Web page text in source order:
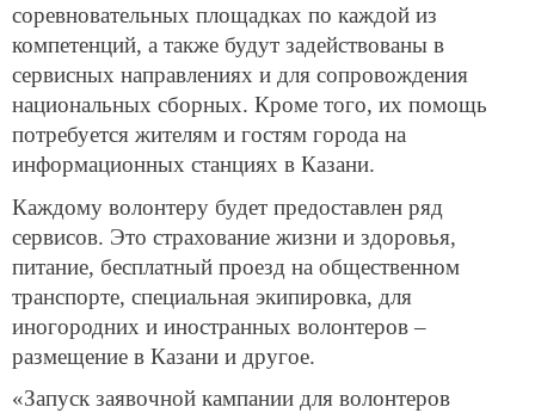
соревновательных площадках по каждой из
компетенций, а также будут задействованы в
сервисных направлениях и для сопровождения
национальных сборных. Кроме того, их помощь
потребуется жителям и гостям города на
информационных станциях в Казани.
Каждому волонтеру будет предоставлен ряд
сервисов. Это страхование жизни и здоровья,
питание, бесплатный проезд на общественном
транспорте, специальная экипировка, для
иногородних и иностранных волонтеров –
размещение в Казани и другое.
«Запуск заявочной кампании для волонтеров